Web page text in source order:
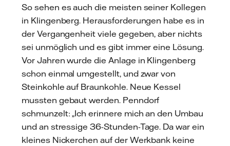
So sehen es auch die meisten seiner Kollegen
in Klingenberg. Herausforderungen habe es in
der Vergangenheit viele gegeben, aber nichts
sei unmöglich und es gibt immer eine Lösung.
Vor Jahren wurde die Anlage in Klingenberg
schon einmal umgestellt, und zwar von
Steinkohle auf Braunkohle. Neue Kessel
mussten gebaut werden. Penndorf
schmunzelt: „Ich erinnere mich an den Umbau
und an stressige 36-Stunden-Tage. Da war ein
kleines Nickerchen auf der Werkbank keine